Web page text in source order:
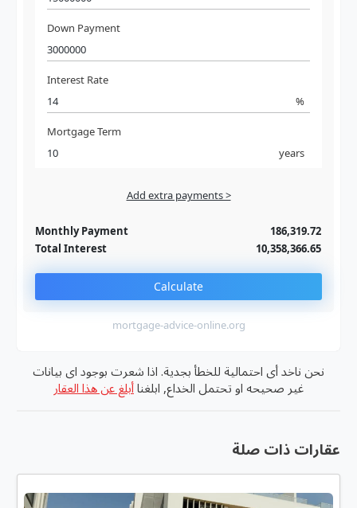
Down Payment
Interest Rate
%
Mortgage Term
years
Add extra payments >
Monthly Payment
186,319.72
Total Interest
10,358,366.65
Calculate
mortgage-advice-online.org
نحن ناخد أى احتمالية للخطأ بجدية. اذا شعرت بوجود اى بيانات
غير صحيحه او تحتمل الخداع, ابلغنا أبلغ عن هذا العقار
عقارات ذات صلة